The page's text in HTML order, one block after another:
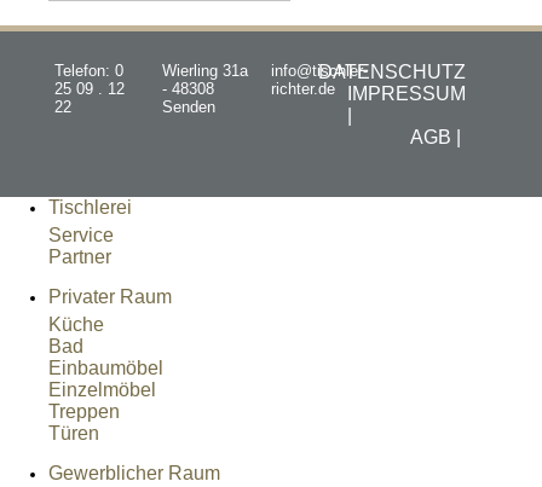
Telefon: 0
25 09 . 12
22
Wierling 31a
- 48308
Senden
info@tischler-
richter.de
DATENSCHUTZ
IMPRESSUM
AGB |
Tischlerei
Service
Partner
Privater Raum
Küche
Bad
Einbaumöbel
Einzelmöbel
Treppen
Türen
Gewerblicher Raum